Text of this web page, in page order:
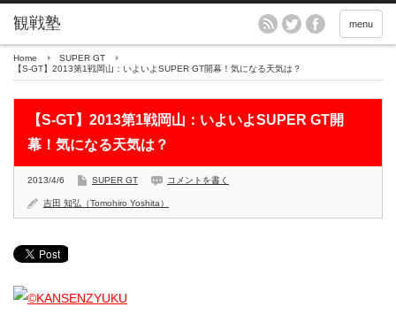
menu
Home
SUPER GT
【S-GT】2013第1戦岡山：いよいよSUPER GT開幕！気になる天気は？
【S-GT】2013第1戦岡山：いよいよSUPER GT開
幕！気になる天気は？
2013/4/6 SUPER GT コメントを書く
吉田 知弘（Tomohiro Yoshita）